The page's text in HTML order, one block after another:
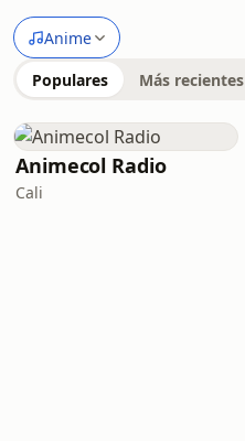
Anime
Populares Más recientes
Animecol Radio
Cali